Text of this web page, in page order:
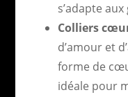
s’adapte
Colliers
d’amour et
forme de
idéale pour